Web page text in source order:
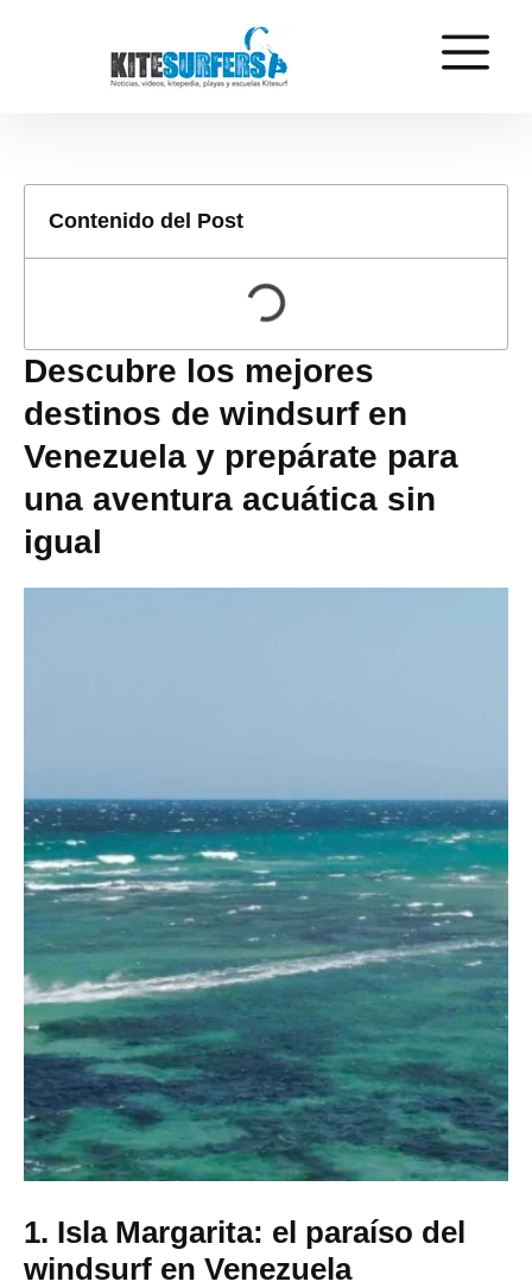
Descubre los mejores
destinos de windsurf en
Venezuela y prepárate para
una aventura acuática sin
igual
1. Isla Margarita: el paraíso del
windsurf en Venezuela
Contenido del Post